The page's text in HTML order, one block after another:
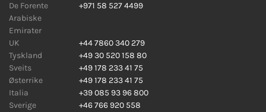
De Forente
Arabiske
Emirater
+971 58 527 4499
UK
+44 7860 340 279
Tyskland
+49 30 520 158 80
Sveits
+49 178 233 41 75
Østerrike
+49 178 233 41 75
Italia
+39 085 93 96 800
Sverige
+46 766 920 558